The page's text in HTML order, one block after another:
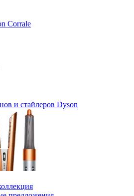
Corrale
и стайлеров Dyson